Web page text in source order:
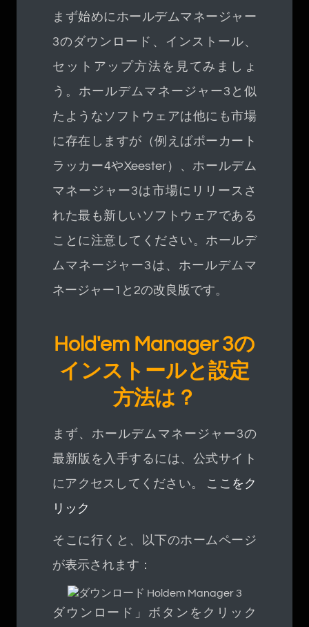
まず始めにホールデムマネージャー
3のダウンロード、インストール、
セットアップ方法を見てみましょ
う。ホールデムマネージャー3と似
たようなソフトウェアは他にも市場
に存在しますが（例えばポーカート
ラッカー4やXeester）、ホールデム
マネージャー3は市場にリリースさ
れた最も新しいソフトウェアである
ことに注意してください。ホールデ
ムマネージャー3は、ホールデムマ
ネージャー1と2の改良版です。
Hold'em Manager 3の
インストールと設定
方法は？
まず、ホールデムマネージャー3の
最新版を入手するには、公式サイト
にアクセスしてください。 ここをク
リック
そこに行くと、以下のホームページ
が表示されます：
ダウンロード」ボタンをクリック